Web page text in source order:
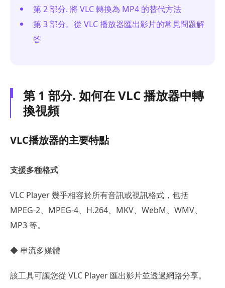
第 2 部分. 將 VLC 轉換為 MP4 的替代方法
第 3 部分。從 VLC 播放器匯出影片的常見問題解
答
第 1 部分. 如何在 VLC 播放器中轉
換視頻
VLC播放器的主要特點
支援多種格式
VLC Player 幾乎相容於所有音訊或視訊格式，包括
MPEG-2、MPEG-4、H.264、MKV、WebM、WMV、
MP3 等。
◆ 串流多媒體
該工具可讓您從 VLC Player 匯出影片並透過網路分享。